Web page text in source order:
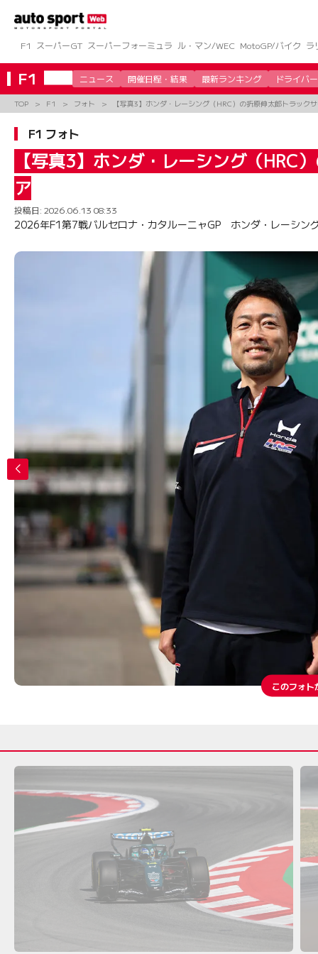
ツ
へ
ス
キ
ッ
F1 スーパーGT スーパーフォーミュラ ル・マン/WEC MotoGP/バイク ラ
F1 ニュース 開催日程・結果 最新ランキング ドライバー
TOP F1 フォト 【写真3】ホンダ・レーシング（HRC）の折原伸太郎トラック
F1 フォト
【写真3】ホンダ・レーシング（HRC
ア
投稿日: 2026.06.13 08:33
2026年F1第7戦バルセロナ・カタルーニャGP ホンダ・レーシン
このフォト